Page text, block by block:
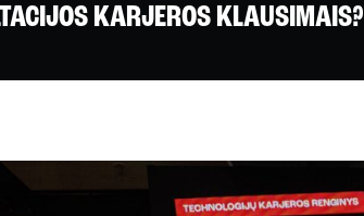
KARJEROS KLAUSIMAIS?